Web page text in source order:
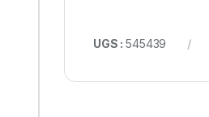
UGS :545439